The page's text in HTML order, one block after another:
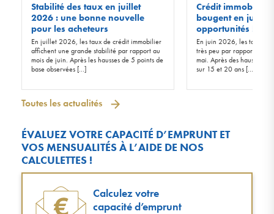
Stabilité des taux en juillet
2026 : une bonne nouvelle
pour les acheteurs
En juillet 2026, les taux de crédit immobilier
affichent une grande stabilité par rapport au
mois de juin. Après les hausses de 5 points de
base observées […]
Crédit immobilier
bougent en juin
opportunités !
En juin 2026, les taux
très peu par rapport à
mai. Après des hausses
sur 15 et 20 ans […]
Toutes les actualités
ÉVALUEZ VOTRE CAPACITÉ D’EMPRUNT ET
VOS MENSUALITÉS À L’AIDE DE NOS
CALCULETTES !
Calculez votre
capacité d’emprunt